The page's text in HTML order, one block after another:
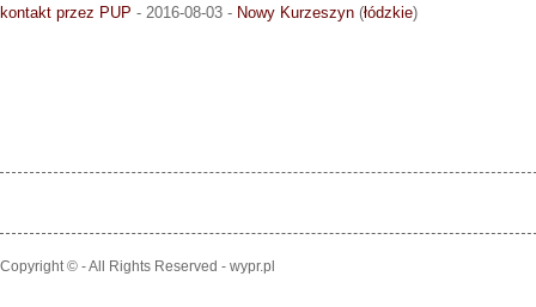
kontakt przez PUP - 2016-08-03 - Nowy Kurzeszyn (łódzkie)
Copyright © - All Rights Reserved - wypr.pl